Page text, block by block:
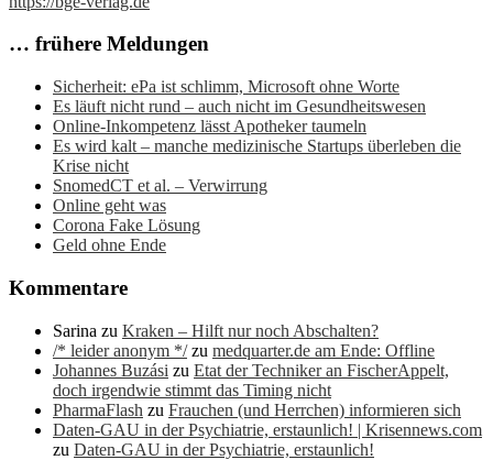
… frühere Meldungen
Sicherheit: ePa ist schlimm, Microsoft ohne Worte
Es läuft nicht rund – auch nicht im Gesundheitswesen
Online-Inkompetenz lässt Apotheker taumeln
Es wird kalt – manche medizinische Startups überleben die
Krise nicht
SnomedCT et al. – Verwirrung
Online geht was
Corona Fake Lösung
Geld ohne Ende
Kommentare
Sarina zu Kraken – Hilft nur noch Abschalten?
/* leider anonym */zu medquarter.de am Ende: Offline
Johannes Buzási zu Etat der Techniker an FischerAppelt,
doch irgendwie stimmt das Timing nicht
PharmaFlash zu Frauchen (und Herrchen) informieren sich
Daten-GAU in der Psychiatrie, erstaunlich! | Krisennews.com
zu Daten-GAU in der Psychiatrie, erstaunlich!